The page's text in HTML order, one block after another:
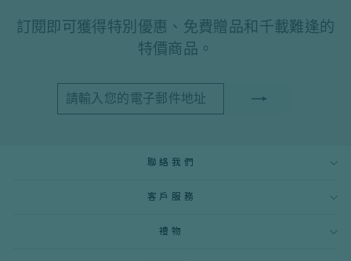
訂閱即可獲得特別優惠、免費贈品和千載難逢的
特價商品。
輸
入
電
子
件
閱
聯絡我們
客戶服務
禮物